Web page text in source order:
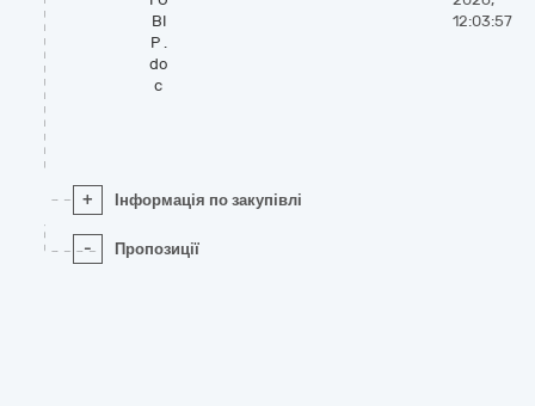
ВІ
Р .
do
c
12:03:57
+ Інформація по закупівлі
- Пропозиції